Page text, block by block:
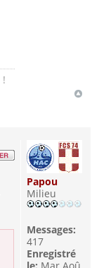
!
Papou
Milieu
Messages:
417
Enregistré